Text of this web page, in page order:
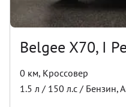
Belgee X70, I
0 км, Кроссовер
1.5 л / 150 л.с / Бензин,